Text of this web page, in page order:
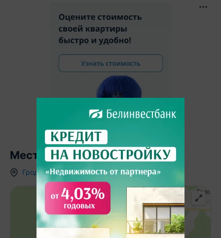
Местоположение
Гродненская область, д. Кадыш,